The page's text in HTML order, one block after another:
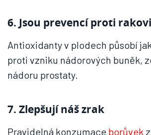
6. Jsou prevencí proti
Antioxidanty v plodech působí
proti vzniku nádorových buněk,
nádoru prostaty.
7. Zlepšují náš zrak
Pravidelná konzumace borůvek